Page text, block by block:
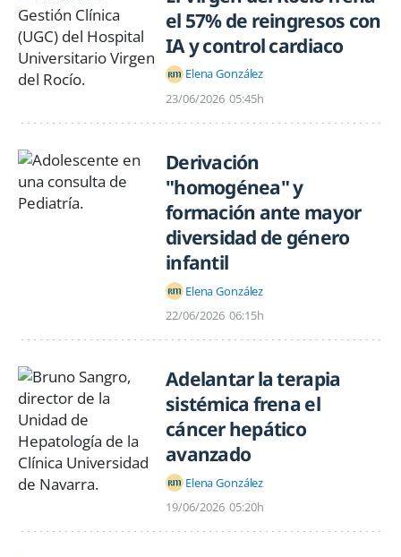
el 57% de reingresos con
IA y control cardiaco
Elena González
23/06/2026 05:45h
Derivación
"homogénea" y
formación ante mayor
diversidad de género
infantil
Elena González
22/06/2026 06:15h
Adelantar la terapia
sistémica frena el
cáncer hepático
avanzado
Elena González
19/06/2026 05:20h